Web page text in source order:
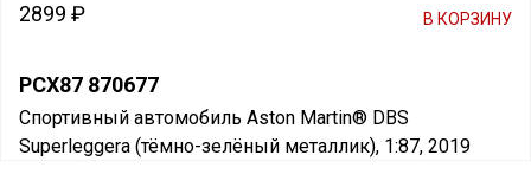
PCX87 870677
Спортивный автомобиль Aston Martin® DBS
Superleggera (тёмно-зелёный металлик), 1:87, 2019
2899 ₽ В КОРЗИНУ